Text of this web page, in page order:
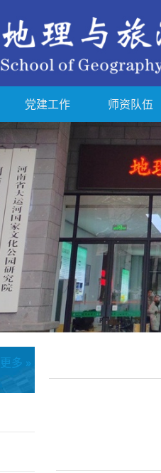
党建工作 师资队伍
更多 »
更多 »